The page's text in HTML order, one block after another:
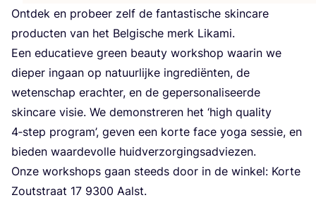
Ont­dek en pro­beer zelf de fan­tas­ti­sche skin­ca­re
pro­duc­ten van het Bel­gi­sche merk Likami.
Een edu­ca­tie­ve green beau­ty work­shop waar­in we
die­per ingaan op natuur­lij­ke ingre­di­ën­ten, de
weten­schap erach­ter, en de geper­so­na­li­seer­de
skin­ca­re visie. We demon­stre­ren het ‘high qua­li­ty
4‑step pro­gram’, geven een kor­te face yoga ses­sie, en
bie­den waar­de­vol­le huidverzorgingsadviezen.
Onze work­shops gaan steeds door in de win­kel: Kor­te
Zout­straat 17 9300 Aalst.